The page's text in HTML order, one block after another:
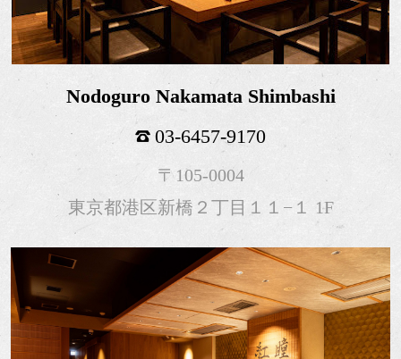
Nodoguro Nakamata Shimbashi
03-6457-9170
〒105-0004
東京都港区新橋２丁目１１−１ 1F